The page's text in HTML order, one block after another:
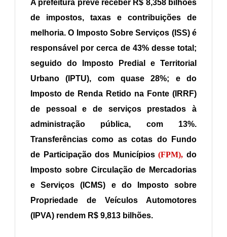
A prefeitura prevê receber R$ 8,358 bilhões
de impostos, taxas e contribuições de
melhoria. O Imposto Sobre Serviços (ISS) é
responsável por cerca de 43% desse total;
seguido do Imposto Predial e Territorial
Urbano (IPTU), com quase 28%; e do
Imposto de Renda Retido na Fonte (IRRF)
de pessoal e de serviços prestados à
administração pública, com 13%.
Transferências como as cotas do Fundo
de Participação dos Municípios(FPM), do
Imposto sobre Circulação de Mercadorias
e Serviços (ICMS) e do Imposto sobre
Propriedade de Veículos Automotores
(IPVA) rendem R$ 9,813 bilhões.